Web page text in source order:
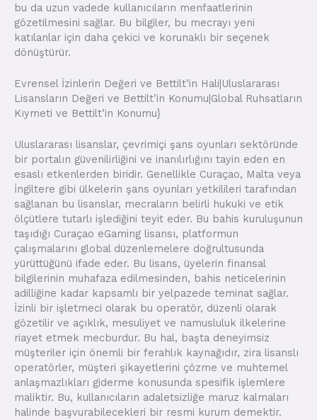
bu da uzun vadede kullanıcıların menfaatlerinin
gözetilmesini sağlar. Bu bilgiler, bu mecrayı yeni
katılanlar için daha çekici ve korunaklı bir seçenek
dönüştürür.
Evrensel İzinlerin Değeri ve Bettilt’in Hali|Uluslararası
Lisansların Değeri ve Bettilt’in Konumu|Global Ruhsatların
Kıymeti ve Bettilt’in Konumu}
Uluslararası lisanslar, çevrimiçi şans oyunları sektöründe
bir portalın güvenilirliğini ve inanılırlığını tayin eden en
esaslı etkenlerden biridir. Genellikle Curaçao, Malta veya
İngiltere gibi ülkelerin şans oyunları yetkilileri tarafından
sağlanan bu lisanslar, mecraların belirli hukuki ve etik
ölçütlere tutarlı işlediğini teyit eder. Bu bahis kuruluşunun
taşıdığı Curaçao eGaming lisansı, platformun
çalışmalarını global düzenlemelere doğrultusunda
yürüttüğünü ifade eder. Bu lisans, üyelerin finansal
bilgilerinin muhafaza edilmesinden, bahis neticelerinin
adilliğine kadar kapsamlı bir yelpazede teminat sağlar.
İzinli bir işletmeci olarak bu operatör, düzenli olarak
gözetilir ve açıklık, mesuliyet ve namusluluk ilkelerine
riayet etmek mecburdur. Bu hal, başta deneyimsiz
müşteriler için önemli bir ferahlık kaynağıdır, zira lisanslı
operatörler, müşteri şikayetlerini çözme ve muhtemel
anlaşmazlıkları giderme konusunda spesifik işlemlere
maliktir. Bu, kullanıcıların adaletsizliğe maruz kalmaları
halinde başvurabilecekleri bir resmi kurum demektir.